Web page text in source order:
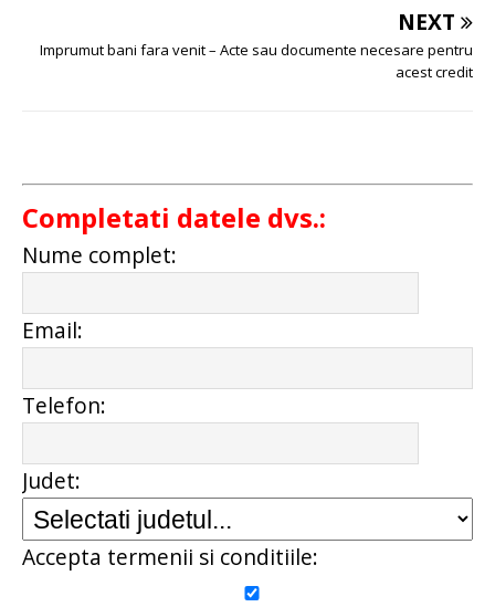
NEXT
Imprumut bani fara venit – Acte sau documente necesare pentru
acest credit
Completati datele dvs.:
Nume complet:
Email:
Telefon:
Judet:
Accepta termenii si conditiile: